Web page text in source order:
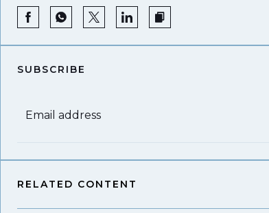
SUBSCRIBE
Email address
RELATED CONTENT